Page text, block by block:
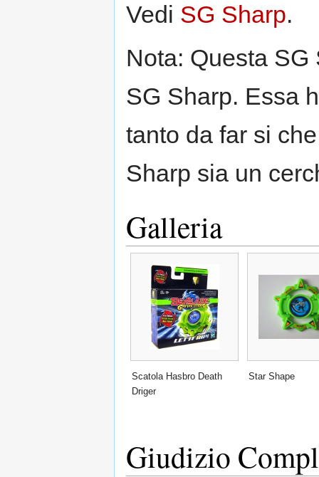
Vedi SG Sharp.
Nota: Questa
SG Sharp. Essa
tanto da far si
Sharp sia un
Galleria
Scatola Hasbro Death
Driger
Star Shape
Giudizio